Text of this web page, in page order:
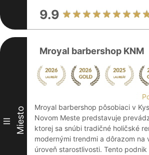
9.9
III Miesto
Mroyal barbershop KNM
Mroyal barbershop pôsobiaci v
Novom Meste predstavuje
ktorej sa snúbi tradičné holičské
modernými trendmi a dôrazom na
úroveň starostlivosti. Tento podnik